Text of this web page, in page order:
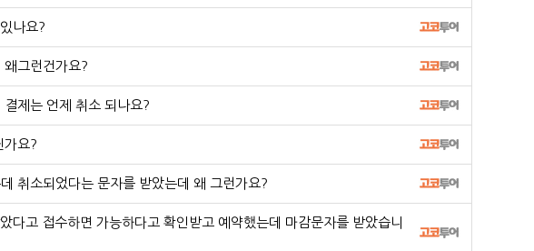
나요?
왜그런건가요?
제는 언제 취소 되나요?
가요?
취소되었다는 문자를 받았는데 왜 그런가요?
다고 접수하면 가능하다고 확인받고 예약했는데 마감문자를 받았습니